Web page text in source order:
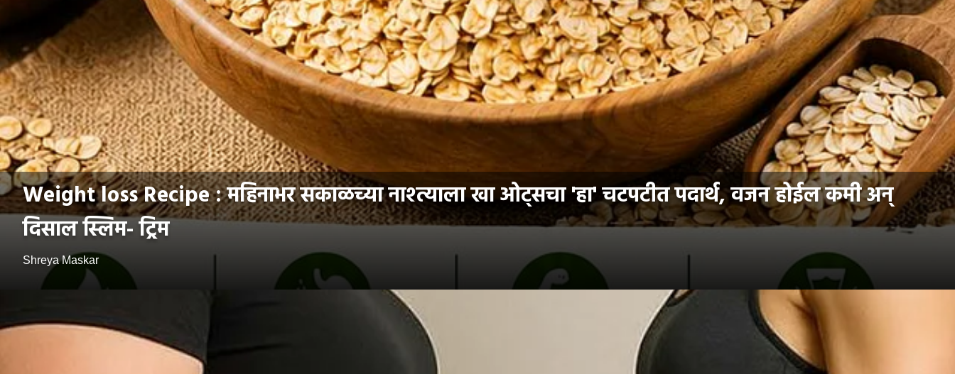
Weight loss Recipe : महिनाभर सकाळच्या नाश्त्याला खा ओट्सचा 'हा' चटपटीत पदार्थ, वजन होईल कमी अन्
दिसाल स्लिम- ट्रिम
Shreya Maskar